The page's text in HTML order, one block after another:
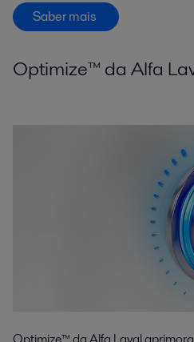
Saber mais
Optimize™ da Alfa